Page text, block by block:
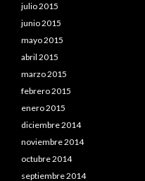
julio 2015
junio 2015
mayo 2015
abril 2015
marzo 2015
febrero 2015
enero 2015
diciembre 2014
noviembre 2014
octubre 2014
septiembre 2014